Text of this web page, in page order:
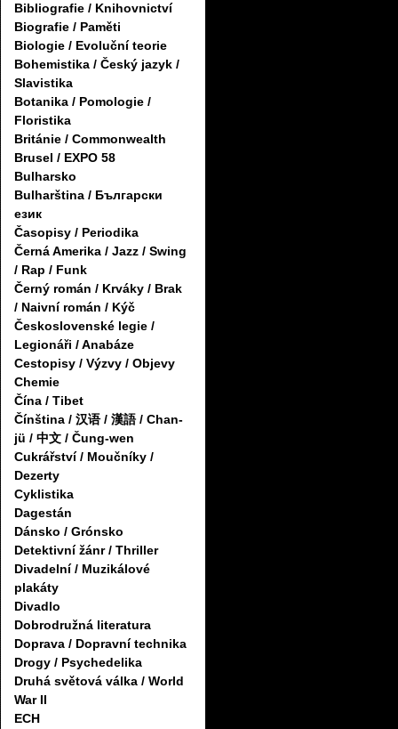
Bibliografie / Knihovnictví
Biografie / Paměti
Biologie / Evoluční teorie
Bohemistika / Český jazyk /
Slavistika
Botanika / Pomologie /
Floristika
Británie / Commonwealth
Brusel / EXPO 58
Bulharsko
Bulharština / Български
език
Časopisy / Periodika
Černá Amerika / Jazz / Swing
/ Rap / Funk
Černý román / Krváky / Brak
/ Naivní román / Kýč
Československé legie /
Legionáři / Anabáze
Cestopisy / Výzvy / Objevy
Chemie
Čína / Tibet
Čínština / 汉语 / 漢語 / Chan-
jü / 中文 / Čung-wen
Cukrářství / Moučníky /
Dezerty
Cyklistika
Dagestán
Dánsko / Grónsko
Detektivní žánr / Thriller
Divadelní / Muzikálové
plakáty
Divadlo
Dobrodružná literatura
Doprava / Dopravní technika
Drogy / Psychedelika
Druhá světová válka / World
War II
ECH